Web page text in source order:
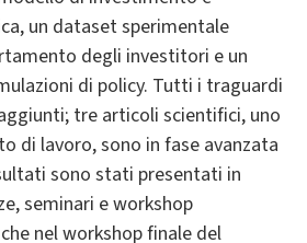
un dataset sperimentale
degli investitori e un
di policy. Tutti i traguardi
tre articoli scientifici, uno
di lavoro, sono in fase avanzata
sono stati presentati in
seminari e workshop
nel workshop finale del